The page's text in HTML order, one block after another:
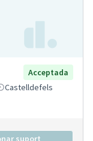
Acceptada
Castelldefels
suport